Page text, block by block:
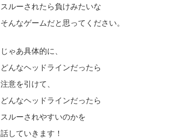
スルーされたら負けみたいな
そんなゲームだと思ってください。
じゃあ具体的に、
どんなヘッドラインだったら
注意を引けて、
どんなヘッドラインだったら
スルーされやすいのかを
話していきます！